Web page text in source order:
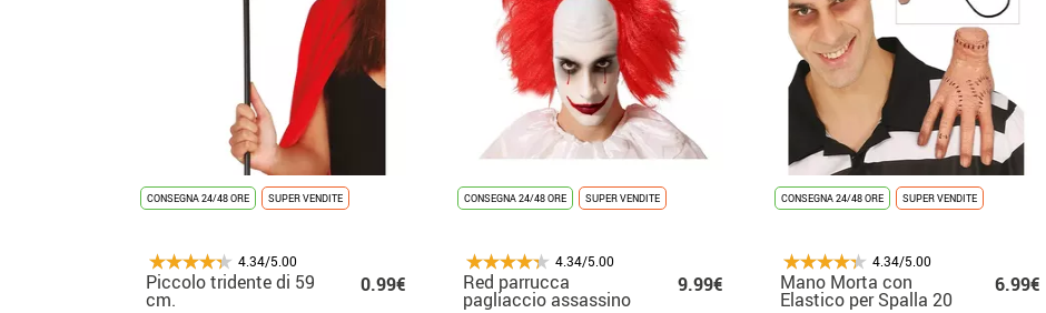
CONSEGNA 24/48 ORE SUPER VENDITE
4.34/5.00
Piccolo tridente di 59
cm.
0.99€
CONSEGNA 24/48 ORE SUPER VENDITE
4.34/5.00
Red parrucca
pagliaccio assassino
9.99€
CONSEGNA 24/48 ORE SUPER VENDITE
4.34/5.00
Mano Morta con
Elastico per Spalla 20
6.99€